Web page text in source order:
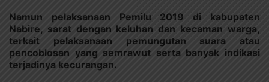
Namun pelaksanaan Pemilu 2019 di kabupaten
Nabire, sarat dengan keluhan dan kecaman warga,
terkait pelaksanaan pemungutan suara atau
pencoblosan yang semrawut serta banyak indikasi
terjadinya kecurangan.